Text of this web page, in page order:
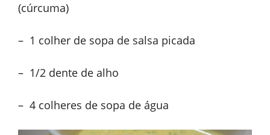
(cúrcuma)
– 1 colher de sopa de salsa picada
– 1/2 dente de alho
– 4 colheres de sopa de água